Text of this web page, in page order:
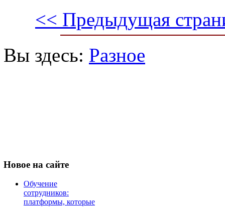
<< Предыдущая
Вы здесь: Разное
Новое на сайте
Обучение
сотрудников:
платформы, которые